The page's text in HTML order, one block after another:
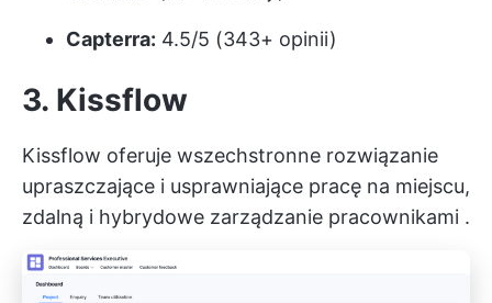
Capterra: 4.5/5 (343+ opinii)
3. Kissflow
Kissflow oferuje wszechstronne rozwiązanie
upraszczające i usprawniające pracę na miejscu,
zdalną i hybrydowe zarządzanie pracownikami .